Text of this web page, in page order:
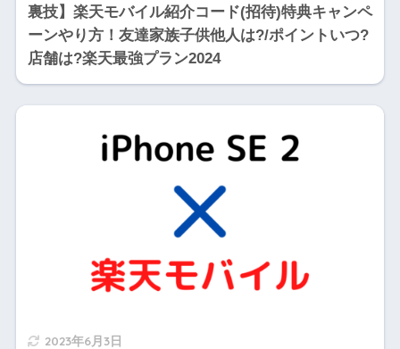
裏技】楽天モバイル紹介コード(招待)特典キャンペ
ーンやり方！友達家族子供他人は?/ポイントいつ?
店舗は?楽天最強プラン2024
2023年6月3日